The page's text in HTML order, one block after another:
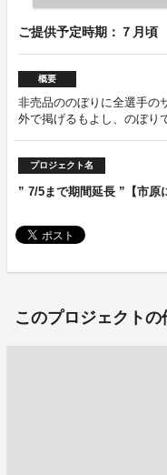
ご提供予定時期：７月頃
概要
非売品ののぼりに全選手の
外で掲げるもよし、のぼり
プロジェクト名
” 7/5まで期間延長 ”【市原
このプロジェクトの